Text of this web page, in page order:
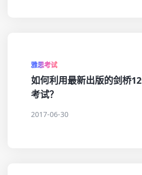
雅思考试
如何利用最新出版的剑桥
考试？
2017-06-30